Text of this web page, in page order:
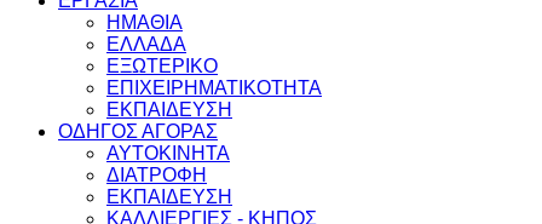
ΗΜΑΘΙΑ
ΕΛΛΑΔΑ
ΕΞΩΤΕΡΙΚΟ
ΕΠΙΧΕΙΡΗΜΑΤΙΚΟΤΗΤΑ
ΕΚΠΑΙΔΕΥΣΗ
ΟΔΗΓΟΣ ΑΓΟΡΑΣ
ΑΥΤΟΚΙΝΗΤΑ
ΔΙΑΤΡΟΦΗ
ΕΚΠΑΙΔΕΥΣΗ
ΚΑΛΛΙΕΡΓΙΕΣ - ΚΗΠΟΣ